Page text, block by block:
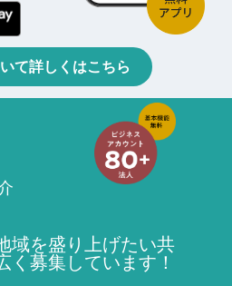
て詳しくはこちら
域を盛り上げたい共
く募集しています！